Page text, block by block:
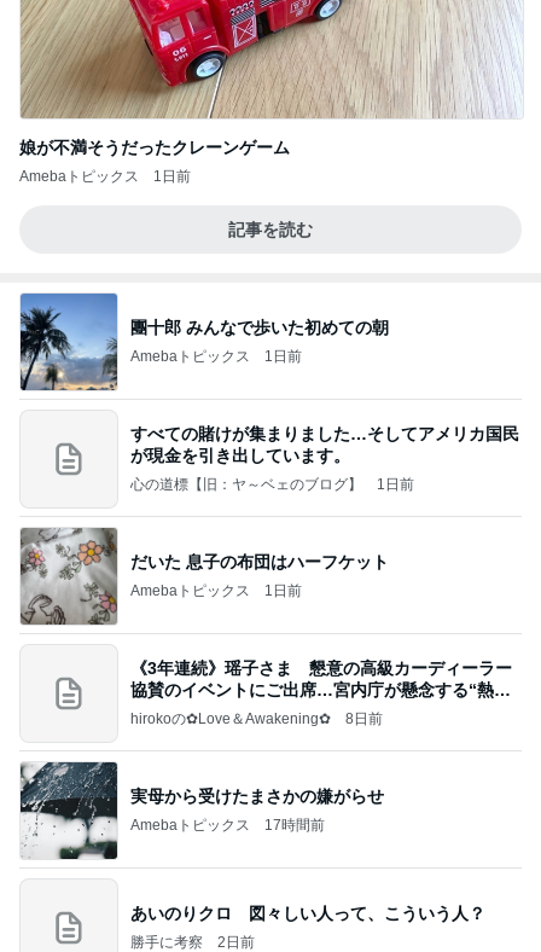
娘が不満そうだったクレーンゲーム
Amebaトピックス 1日前
記事を読む
團十郎 みんなで歩いた初めての朝
Amebaトピックス 1日前
すべての賭けが集まりました…そしてアメリカ国民
が現金を引き出しています。
心の道標【旧：ヤ～ベェのブログ】 1日前
だいた 息子の布団はハーフケット
Amebaトピックス 1日前
《3年連続》瑶子さま 懇意の高級カーディーラー
協賛のイベントにご出席…宮内庁が懸念する“熱心
すぎ
hirokoの✿Love＆Awakening✿ 8日前
実母から受けたまさかの嫌がらせ
Amebaトピックス 17時間前
あいのりクロ 図々しい人って、こういう人？
勝手に考察 2日前